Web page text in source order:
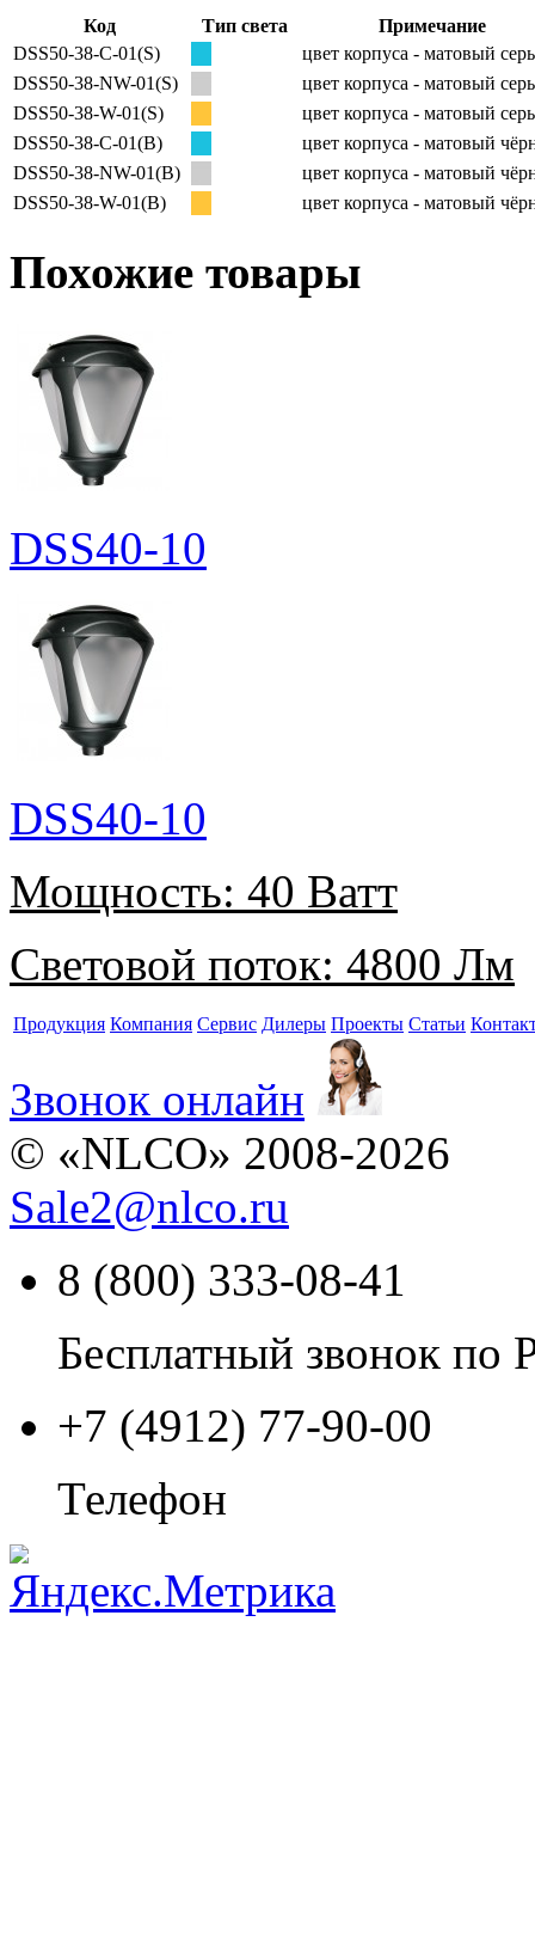
Код Тип света
Примечание
DSS50-38-C-01(S)
цвет корпуса - матовый
DSS50-38-NW-01(S)
цвет корпуса - матовый
DSS50-38-W-01(S)
цвет корпуса - матовый
DSS50-38-C-01(B)
цвет корпуса - матовый
DSS50-38-NW-01(B)
цвет корпуса - матовый
DSS50-38-W-01(B)
цвет корпуса - матовый
Похожие товары
DSS40-10
DSS40-10
Мощность: 40 Ватт
Световой поток: 4800 Лм
Продукция Компания Сервис Дилеры Проекты Статьи
Звонок онлайн
© «NLCO» 2008-2026
Sale2@nlco.ru
8 (800) 333-08-41
Бесплатный звонок по
+7 (4912) 77-90-00
Телефон